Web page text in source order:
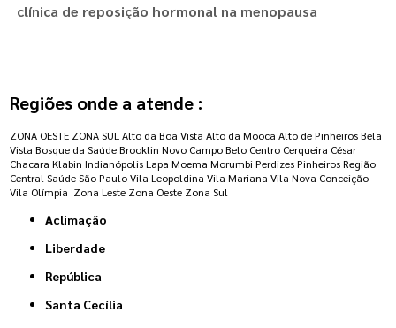
clínica de reposição hormonal na menopausa
Regiões onde a atende :
ZONA OESTE ZONA SUL Alto da Boa Vista Alto da Mooca Alto de Pinheiros Bela
Vista Bosque da Saúde Brooklin Novo Campo Belo Centro Cerqueira César
Chacara Klabin Indianópolis Lapa Moema Morumbi Perdizes Pinheiros Região
Central Saúde São Paulo Vila Leopoldina Vila Mariana Vila Nova Conceição
Vila Olímpia Zona Leste Zona Oeste Zona Sul
Aclimação
Liberdade
República
Santa Cecília